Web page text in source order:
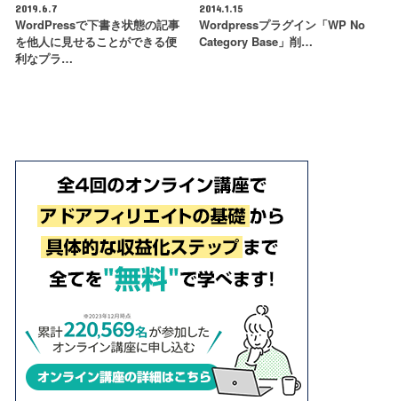
2019.6.7
WordPressで下書き状態の記事
を他人に見せることができる便
利なプラ…
2014.1.15
Wordpressプラグイン「WP No
Category Base」削…